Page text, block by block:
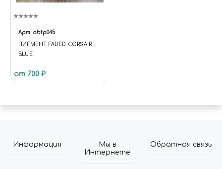
Арт. abtp045
ПИГМЕНТ FADED CORSAIR
BLUE
от 700 ₽
Информация
Мы в
Интернете
Обратная связь